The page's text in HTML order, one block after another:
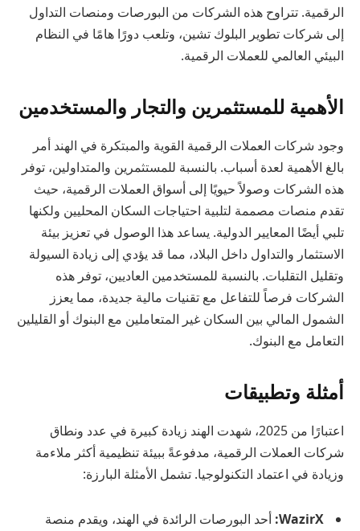
الرقمية. تتراوح هذه الشركات من البورصات ومنصات التداول
إلى شركات تطوير البلوك تشين، وتلعب دورًا هامًا في النظام
البيئي العالمي للعملات الرقمية.
الأهمية للمستثمرين والتجار والمستخدمين
وجود شركات العملات الرقمية القوية والمبتكرة في الهند أمر
بالغ الأهمية لعدة أسباب. بالنسبة للمستثمرين والمتداولين، توفر
هذه الشركات وصولاً حيويًا إلى أسواق العملات الرقمية، حيث
تقدم منصات مصممة لتلبية احتياجات السكان المحليين ولكنها
تلبي أيضًا المعايير الدولية. يساعد هذا الوصول في تعزيز بيئة
الاستثمار والتداول داخل البلاد، مما قد يؤدي إلى زيادة السيولة
وتقليل التقلبات. بالنسبة للمستخدمين العاديين، توفر هذه
الشركات فرصاً للتفاعل مع تقنيات مالية جديدة، مما يعزز
الشمول المالي بين السكان غير المتعاملين مع البنوك أو القليلين
التعامل مع البنوك.
أمثلة وتطبيقات
اعتبارًا من 2025، شهدت الهند زيادة كبيرة في عدد ونطاق
شركات العملات الرقمية، مدفوعةً ببيئة تنظيمية أكثر ملاءمة
وزيادة في اعتماد التكنولوجيا. تشمل الأمثلة البارزة:
WazirX: أحد البورصات الرائدة في الهند، ويقدم منصة